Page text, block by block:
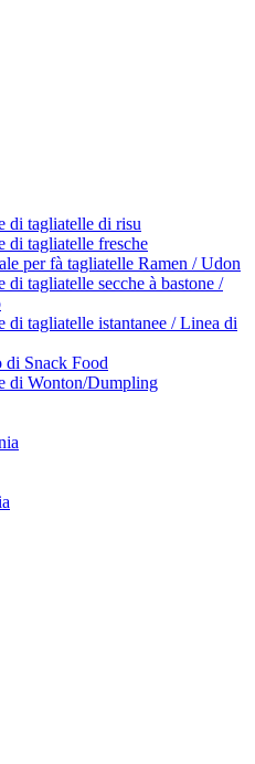
di tagliatelle di risu
di tagliatelle fresche
per fà tagliatelle Ramen / Udon
tagliatelle secche à bastone /
di tagliatelle istantanee / Linea di
Snack Food
di Wonton/Dumpling